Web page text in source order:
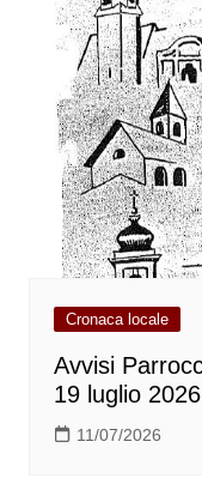
Cronaca locale
Avvisi
19 luglio 2026
11/07/2026